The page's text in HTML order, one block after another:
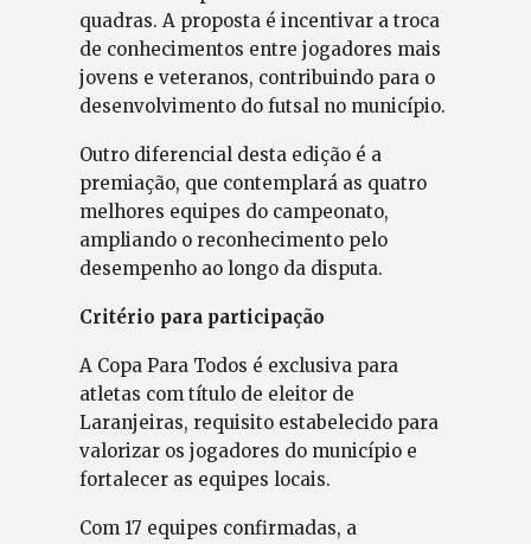
quadras. A proposta é incentivar a troca
de conhecimentos entre jogadores mais
jovens e veteranos, contribuindo para o
desenvolvimento do futsal no município.
Outro diferencial desta edição é a
premiação, que contemplará as quatro
melhores equipes do campeonato,
ampliando o reconhecimento pelo
desempenho ao longo da disputa.
Critério para participação
A Copa Para Todos é exclusiva para
atletas com título de eleitor de
Laranjeiras, requisito estabelecido para
valorizar os jogadores do município e
fortalecer as equipes locais.
Com 17 equipes confirmadas, a